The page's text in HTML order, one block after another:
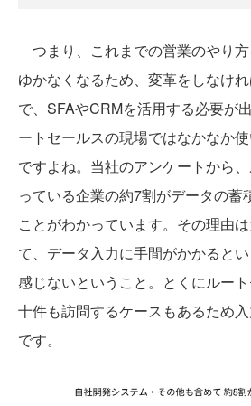
つまり、これまでの営業のやり
ゆかなくなるため、変革をしなけ
で、SFAやCRMを活用する必要が
ートセールスの現場ではなかなか
ですよね。当社のアンケートから
っている企業の約7割がデータの蓄
ことがわかっています。その理由
て、データ入力に手間がかかると
感じないということ。とくにルー
十件も訪問するケースもあるため
です。